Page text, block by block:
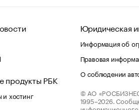
продукты РБК
хостинг
Юридическая
Информация об
Правовая
О соблюдении
© АО
1995–2026.